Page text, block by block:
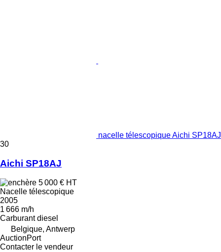
nacelle télescopique Aichi SP18AJ
30
Aichi SP18AJ
5 000 € HT
Nacelle télescopique
2005
1 666 m/h
Carburant diesel
Belgique, Antwerp
AuctionPort
Contacter le vendeur